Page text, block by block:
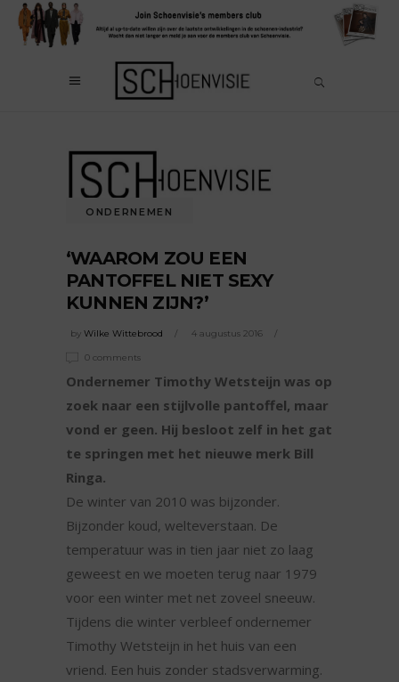
ONDERNEMEN
‘WAAROM ZOU EEN
PANTOFFEL NIET SEXY
KUNNEN ZIJN?’
by Wilke Wittebrood 4 augustus 2016
0 comments
Ondernemer Timothy Wetsteijn was op
zoek naar een stijlvolle pantoffel, maar
vond er geen. Hij besloot zelf in het gat
te springen met het nieuwe merk Bill
Ringa.
De winter van 2010 was bijzonder.
Bijzonder koud, welteverstaan. De
temperatuur was in tien jaar niet zo laag
geweest en we moeten terug naar 1979
voor een winter met net zoveel sneeuw.
Tijdens die winter verbleef ondernemer
Timothy Wetsteijn in het huis van een
vriend. Een huis zonder stadsverwarming.